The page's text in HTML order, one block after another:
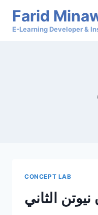
content
Farid
E-Learning Developer &
CONCEPT LAB
الثاني